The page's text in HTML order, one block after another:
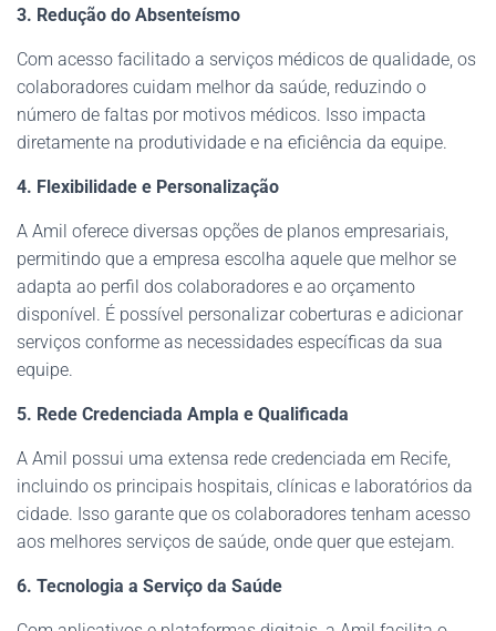
3. Redução do Absenteísmo
Com acesso facilitado a serviços médicos de qualidade, os
colaboradores cuidam melhor da saúde, reduzindo o
número de faltas por motivos médicos. Isso impacta
diretamente na produtividade e na eficiência da equipe.
4. Flexibilidade e Personalização
A Amil oferece diversas opções de planos empresariais,
permitindo que a empresa escolha aquele que melhor se
adapta ao perfil dos colaboradores e ao orçamento
disponível. É possível personalizar coberturas e adicionar
serviços conforme as necessidades específicas da sua
equipe.
5. Rede Credenciada Ampla e Qualificada
A Amil possui uma extensa rede credenciada em Recife,
incluindo os principais hospitais, clínicas e laboratórios da
cidade. Isso garante que os colaboradores tenham acesso
aos melhores serviços de saúde, onde quer que estejam.
6. Tecnologia a Serviço da Saúde